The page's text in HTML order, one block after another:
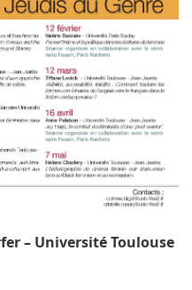
– Université Toulouse